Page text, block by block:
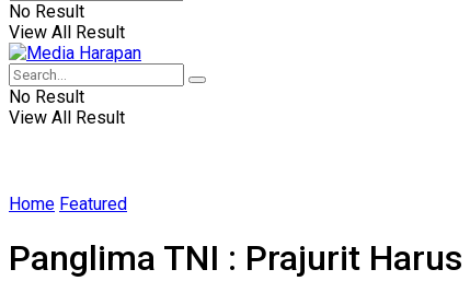
No Result
View All Result
No Result
View All Result
Home Featured
Panglima TNI : Prajurit